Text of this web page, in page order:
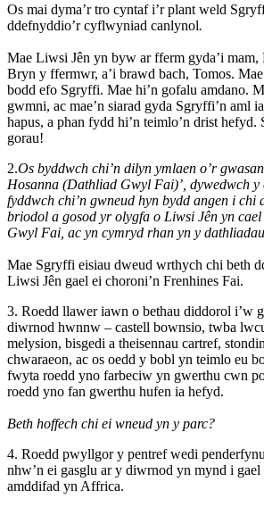
Os mai dyma’r tro cyntaf i’r plant weld
ddefnyddio’r cyflwyniad canlynol.
Mae Liwsi Jên yn byw ar fferm gyda’i
Bryn y ffermwr, a’i brawd bach, Tomos.
bodd efo Sgryffi. Mae hi’n gofalu amdano.
gwmni, ac mae’n siarad gyda Sgryffi’n aml
hapus, a phan fydd hi’n teimlo’n drist
gorau!
2.Os byddwch chi’n dilyn ymlaen o’r
Hosanna (Dathliad Gwyl Fai)’, dywedwch y
fyddwch chi’n gwneud hyn bydd angen i chi
briodol a gosod yr olygfa o Liwsi Jên yn cael
Gwyl Fai, ac yn cymryd rhan yn y
Mae Sgryffi eisiau dweud wrthych chi beth
Liwsi Jên gael ei choroni’n Frenhines Fai.
3. Roedd llawer iawn o bethau diddorol i’w
diwrnod hwnnw – castell bownsio, twba
melysion, bisgedi a theisennau cartref,
chwaraeon, ac os oedd y bobl yn teimlo eu
fwyta roedd yno farbeciw yn gwerthu cwn
roedd yno fan gwerthu hufen ia hefyd.
Beth hoffech chi ei wneud yn y parc?
4. Roedd pwyllgor y pentref wedi
nhw’n ei gasglu ar y diwrnod yn mynd i
amddifad yn Affrica.